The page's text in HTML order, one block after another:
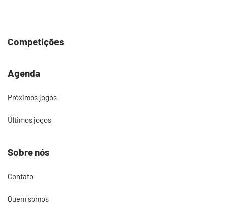
Competições
Agenda
Próximos jogos
Últimos jogos
Sobre nós
Contato
Quem somos